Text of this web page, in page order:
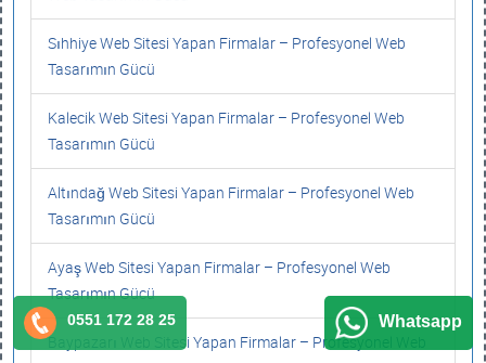
Sıhhiye Web Sitesi Yapan Firmalar – Profesyonel Web
Tasarımın Gücü
Kalecik Web Sitesi Yapan Firmalar – Profesyonel Web
Tasarımın Gücü
Altındağ Web Sitesi Yapan Firmalar – Profesyonel Web
Tasarımın Gücü
Ayaş Web Sitesi Yapan Firmalar – Profesyonel Web
Tasarımın Gücü
Baypazarı Web Sitesi Yapan Firmalar – Profesyonel Web
0551 172 28 25 Whatsapp